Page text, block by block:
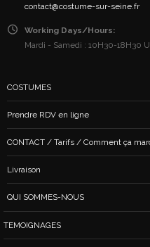
contact@costume-sur-seine.fr
Working Days/Hours:
Mardi - Samedi : 10H30-18H30
COSTUMES
Prendre RDV en ligne
CONTACT / Tarifs / Comment ça
Livraison
QUI SOMMES-NOUS
TEMOIGNAGES